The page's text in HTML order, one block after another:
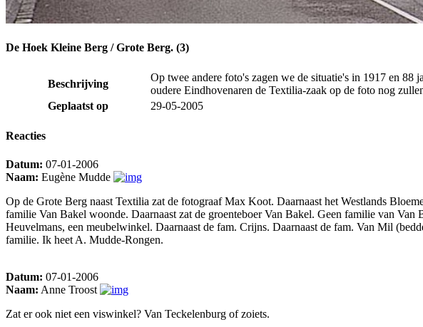
De Hoek Kleine Berg / Grote Berg. (3)
Beschrijving
Op twee andere foto's zagen we de situatie's in 1917 en 88
oudere Eindhovenaren de Textilia-zaak op de foto nog
Geplaatst op
29-05-2005
Reacties
Datum: 07-01-2006
Naam: Eugène Mudde
Op de Grote Berg naast Textilia zat de fotograaf Max Koot. Daarnaast het Westlands
familie Van Bakel woonde. Daarnaast zat de groenteboer Van Bakel. Geen familie van Van
Heuvelmans, een meubelwinkel. Daarnaast de fam. Crijns. Daarnaast de fam. Van Mil
familie. Ik heet A. Mudde-Rongen.
Datum: 07-01-2006
Naam: Anne Troost
Zat er ook niet een viswinkel? Van Teckelenburg of zoiets.